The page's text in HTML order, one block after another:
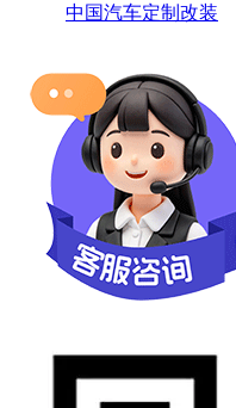
中国汽车定制改装